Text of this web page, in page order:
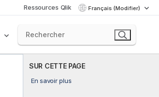
Ressources Qlik Français (Modifier)
SUR CETTE PAGE
En savoir plus